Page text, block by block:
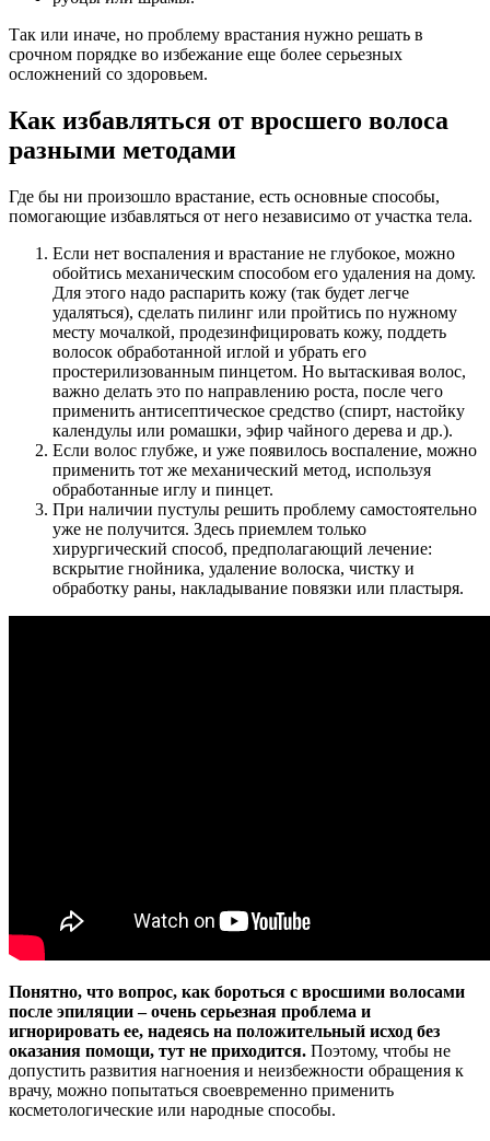
Так или иначе, но проблему врастания нужно решать в
срочном порядке во избежание еще более серьезных
осложнений со здоровьем.
Как избавляться от вросшего волоса
разными методами
Где бы ни произошло врастание, есть основные способы,
помогающие избавляться от него независимо от участка тела.
Если нет воспаления и врастание не глубокое, можно
обойтись механическим способом его удаления на дому.
Для этого надо распарить кожу (так будет легче
удаляться), сделать пилинг или пройтись по нужному
месту мочалкой, продезинфицировать кожу, поддеть
волосок обработанной иглой и убрать его
простерилизованным пинцетом. Но вытаскивая волос,
важно делать это по направлению роста, после чего
применить антисептическое средство (спирт, настойку
календулы или ромашки, эфир чайного дерева и др.).
Если волос глубже, и уже появилось воспаление, можно
применить тот же механический метод, используя
обработанные иглу и пинцет.
При наличии пустулы решить проблему самостоятельно
уже не получится. Здесь приемлем только
хирургический способ, предполагающий лечение:
вскрытие гнойника, удаление волоска, чистку и
обработку раны, накладывание повязки или пластыря.
Понятно, что вопрос, как бороться с вросшими волосами
после эпиляции – очень серьезная проблема и
игнорировать ее, надеясь на положительный исход без
оказания помощи, тут не приходится. Поэтому, чтобы не
допустить развития нагноения и неизбежности обращения к
врачу, можно попытаться своевременно применить
косметологические или народные способы.